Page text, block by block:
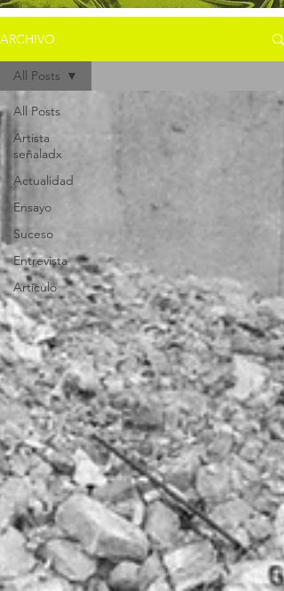
ARCHIVO
All Posts
Artista
señaladx
Actualidad
Ensayo
Suceso
Entrevista
Artículo
All Posts